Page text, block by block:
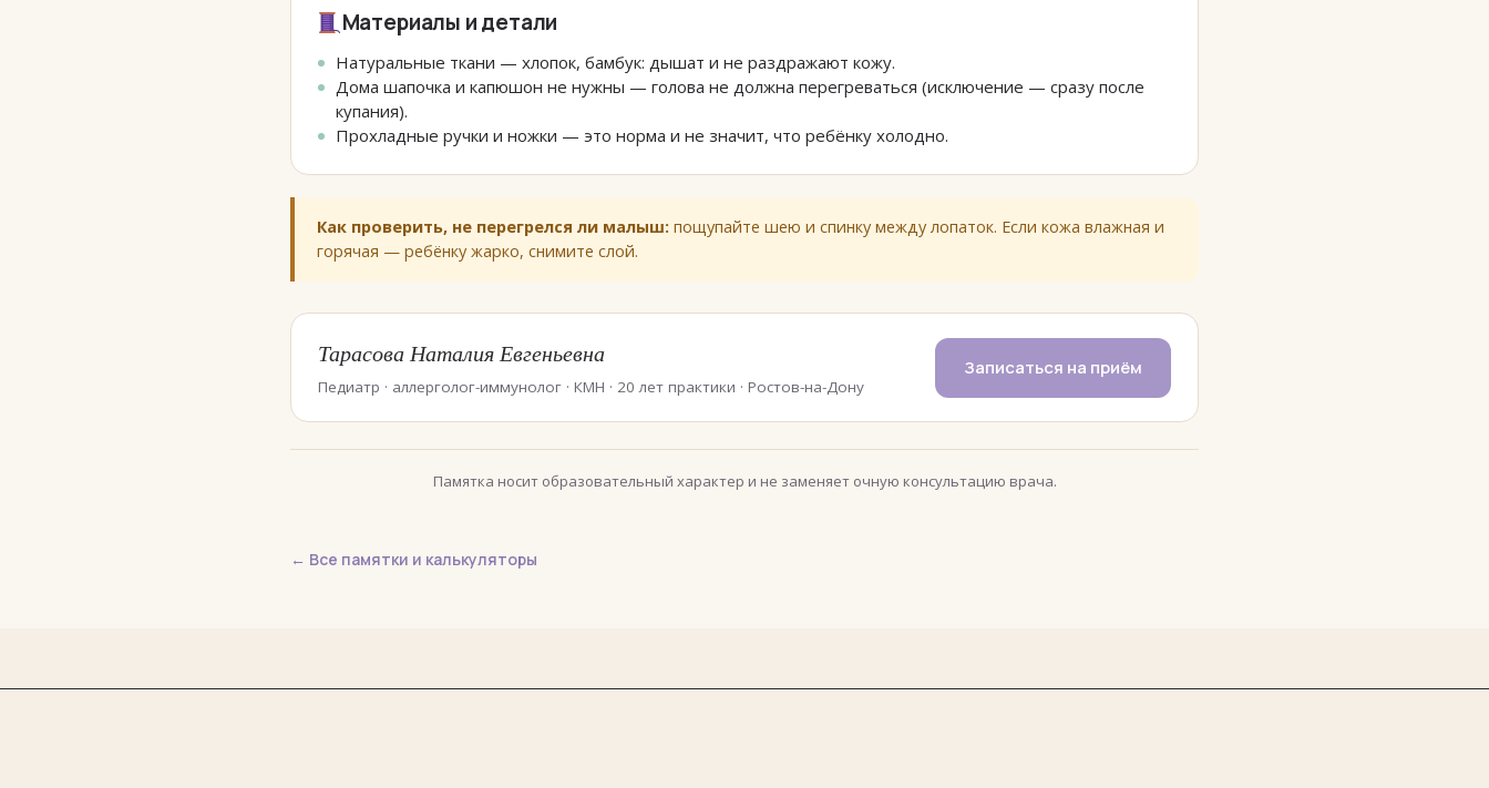
Материалы и детали
Натуральные ткани — хлопок, бамбук: дышат и не раздражают кожу.
Дома шапочка и капюшон не нужны — голова не должна перегреваться (исключение — сразу после
купания).
Прохладные ручки и ножки — это норма и не значит, что ребёнку холодно.
Как проверить, не перегрелся ли малыш: пощупайте шею и спинку между лопаток. Если кожа влажная и
горячая — ребёнку жарко, снимите слой.
Тарасова Наталия Евгеньевна
Педиатр · аллерголог-иммунолог · КМН · 20 лет практики · Ростов-на-Дону
Записаться на приём
Памятка носит образовательный характер и не заменяет очную консультацию врача.
← Все памятки и калькуляторы